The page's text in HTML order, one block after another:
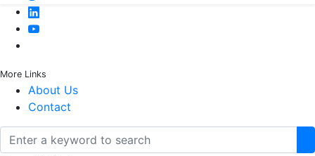
More Links
About Us
Contact